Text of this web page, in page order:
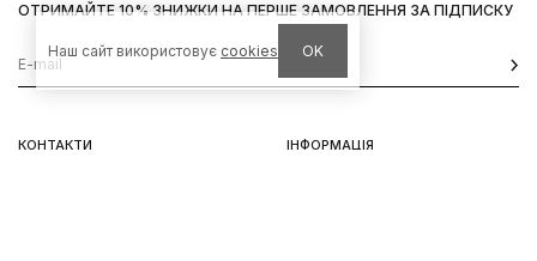
КОНТАКТИ ІНФОРМАЦІЯ
ОТРИМАЙТЕ 10% ЗНИЖКИ НА ПЕРШЕ ЗАМОВЛЕННЯ ЗА ПІДПИСКУ
Наш сайт використовує cookies OK